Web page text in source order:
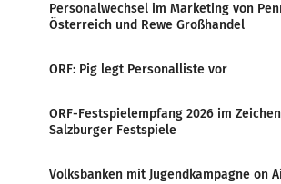
Personalwechsel im Marketing von
Österreich und Rewe Großhandel
ORF: Pig legt Personalliste vor
ORF-Festspielempfang 2026 im
Salzburger Festspiele
Volksbanken mit Jugendkampagne on